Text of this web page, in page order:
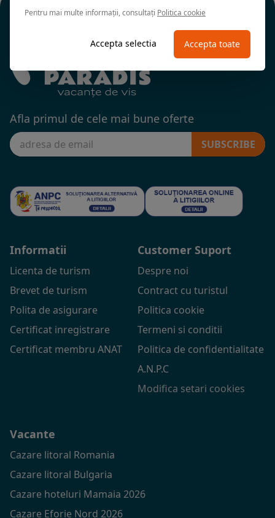
Afla primul de cele mai bune oferte
SUBSCRIBE
Informatii
Licenta de turism
Brevet de turism
Polita de asigurare
Certificat inregistrare
Certificat membru ANAT
Customer Suport
Despre noi
Contract cu turistul
Politica cookie
Termeni si conditii
Politica de confidentialitate
A.N.P.C
Modifica setari cookies
Vacante
Cazare litoral Romania
Cazare litoral Bulgaria
Cazare hoteluri Mamaia 2026
Cazare Eforie Nord 2026
Pentru mai multe informații, consultați Politica cookie
Accepta selectia Accepta toate